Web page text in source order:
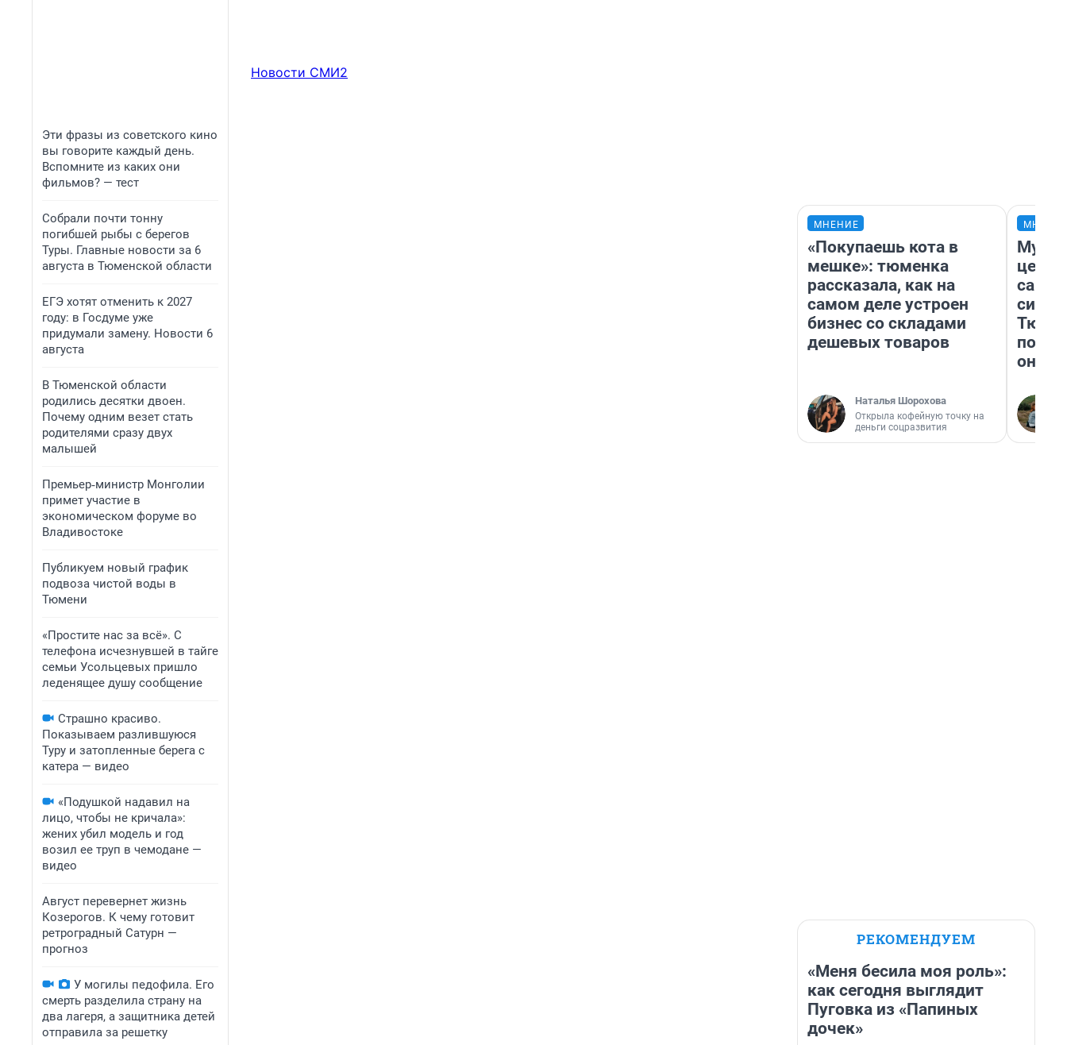
Эти фразы из советского кино
вы говорите каждый день.
Вспомните из каких они
фильмов? — тест
Собрали почти тонну
погибшей рыбы с берегов
Туры. Главные новости за 6
августа в Тюменской области
ЕГЭ хотят отменить к 2027
году: в Госдуме уже
придумали замену. Новости 6
августа
В Тюменской области
родились десятки двоен.
Почему одним везет стать
родителями сразу двух
малышей
Премьер‑министр Монголии
примет участие в
экономическом форуме во
Владивостоке
Публикуем новый график
подвоза чистой воды в
Тюмени
«Простите нас за всё». С
телефона исчезнувшей в тайге
семьи Усольцевых пришло
леденящее душу сообщение
Страшно красиво.
Показываем разлившуюся
Туру и затопленные берега с
катера — видео
«Подушкой надавил на
лицо, чтобы не кричала»:
жених убил модель и год
возил ее труп в чемодане —
видео
Август перевернет жизнь
Козерогов. К чему готовит
ретроградный Сатурн —
прогноз
У могилы педофила. Его
смерть разделила страну на
два лагеря, а защитника детей
отправила за решетку
Новости СМИ2
МНЕНИЕ
«Покупаешь кота в
мешке»: тюменка
рассказала, как на
самом деле устроен
бизнес со складами
дешевых товаров
Наталья Шорохова
Открыла кофейную точку на
деньги соцразвития
они
РЕКОМЕНДУЕМ
«Меня бесила моя роль»:
как сегодня выглядит
Пуговка из «Папиных
дочек»